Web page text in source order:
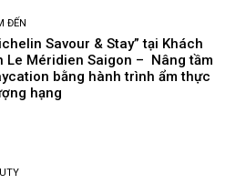
ĐẾN
Savour & Stay” tại Khách
Le Méridien Saigon – Nâng tầm
bằng hành trình ẩm thực
hạng